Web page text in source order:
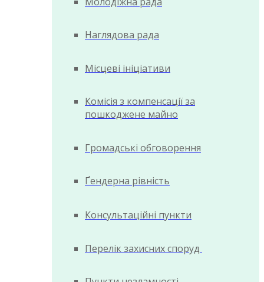
Наглядова рада
Місцеві ініціативи
Комісія з компенсації за
пошкоджене майно
Громадські обговорення
Ґендерна рівність
Консультаційні пункти
Перелік захисних споруд